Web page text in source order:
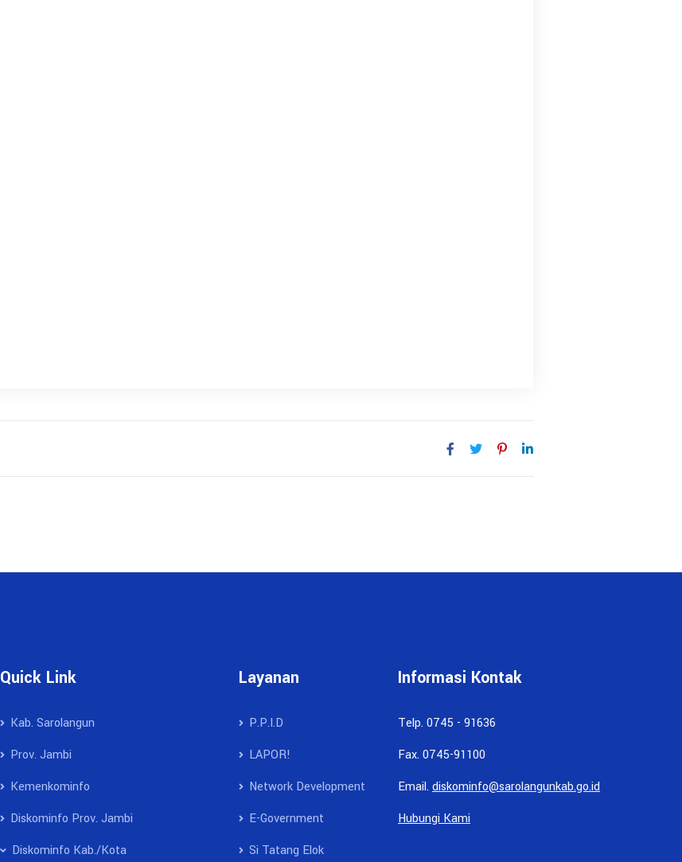
Quick Link
Kab. Sarolangun
Prov. Jambi
Kemenkominfo
Diskominfo Prov. Jambi
Diskominfo Kab./Kota
Layanan
P.P.I.D
LAPOR!
Network Development
E-Government
Si Tatang Elok
Informasi Kontak
Telp. 0745 - 91636
Fax. 0745-91100
Email.diskominfo@sarolangunkab.go.id
Hubungi Kami